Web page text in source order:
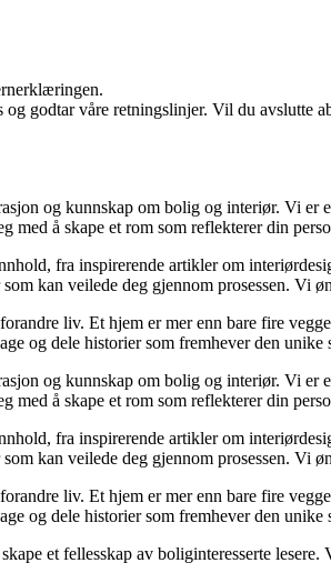
og godtar våre retningslinjer. Vil du avslutte
og kunnskap om bolig og interiør. Vi er
med å skape et rom som reflekterer din
fra inspirerende artikler om
kan veilede deg gjennom prosessen.
liv. Et hjem er mer enn bare fire
og dele historier som fremhever den
og kunnskap om bolig og interiør. Vi er
med å skape et rom som reflekterer din
fra inspirerende artikler om
kan veilede deg gjennom prosessen.
liv. Et hjem er mer enn bare fire
og dele historier som fremhever den
et fellesskap av boliginteresserte